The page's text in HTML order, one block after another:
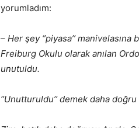
yorumladım:
– Her şey ‘’piyasa’’
Freiburg Okulu olarak anılan
unutuldu.
‘’Unutturuldu’’ demek daha